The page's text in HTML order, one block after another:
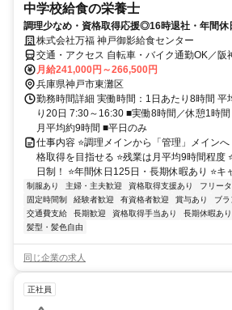
中学校給食の栄養士
調理少なめ・資格取得応援◎16時退社・年間休
株式会社万福 神戸御影給食センター
交通・アクセス 自転車・バイク通勤OK／阪
「石屋川」駅から徒歩10分
月給241,000円～266,500円
兵庫県神戸市東灘区
勤務時間詳細 実働時間：1日あたり8時間 平
り20日 7:30～16:30 ■実働8時間／休憩1時
月平均約9時間 ■平日のみ
仕事内容 ⭐調理メインから「管理」メイン
格取得を目指せる ⭐残業は月平均9時間程度
日制！ ⭐年間休日125日・長期休暇あり ⭐キ
制服あり 主婦・主夫歓迎 資格取得支援あり フリー
固定時間制
経験者歓迎 有資格者歓迎 賞与あり ブ
交通費支給
長期歓迎 資格取得手当あり 長期休暇あり
髪型・髪色自由
同じ企業の求人
正社員